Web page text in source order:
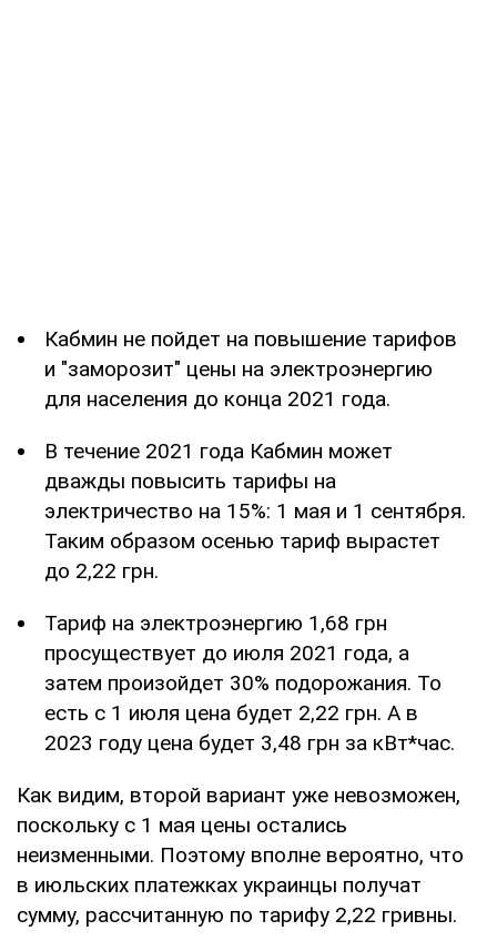
Кабмин не пойдет на повышение тарифов
и "заморозит" цены на электроэнергию
для населения до конца 2021 года.
В течение 2021 года Кабмин может
дважды повысить тарифы на
электричество на 15%: 1 мая и 1 сентября.
Таким образом осенью тариф вырастет
до 2,22 грн.
Тариф на электроэнергию 1,68 грн
просуществует до июля 2021 года, а
затем произойдет 30% подорожания. То
есть с 1 июля цена будет 2,22 грн. А в
2023 году цена будет 3,48 грн за кВт*час.
Как видим, второй вариант уже невозможен,
поскольку с 1 мая цены остались
неизменными. Поэтому вполне вероятно, что
в июльских платежках украинцы получат
сумму, рассчитанную по тарифу 2,22 гривны.